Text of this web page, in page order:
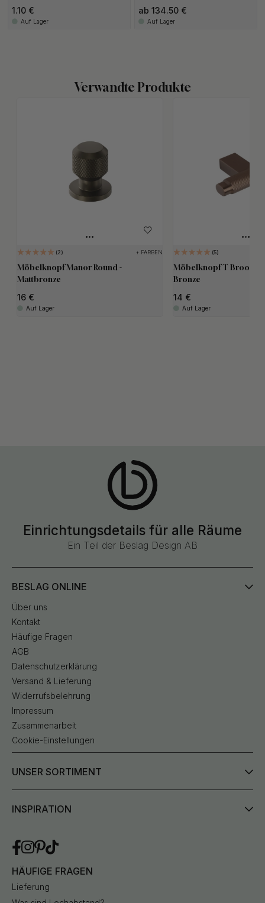
1.10 €
Auf Lager
ab 134.50 €
Auf Lager
Verwandte Produkte
2 + FARBEN
Möbelknopf Manor Round -
Mattbronze
16
Auf Lager
5
Möbelknopf T
Bronze
14
Auf Lager
Einrichtungsdetails für alle Räume
Ein Teil der Beslag Design AB
BESLAG ONLINE
Über uns
Kontakt
Häufige Fragen
AGB
Datenschutzerklärung
Versand & Lieferung
Widerrufsbelehrung
Impressum
Zusammenarbeit
Cookie-Einstellungen
UNSER SORTIMENT
INSPIRATION
HÄUFIGE FRAGEN
Lieferung